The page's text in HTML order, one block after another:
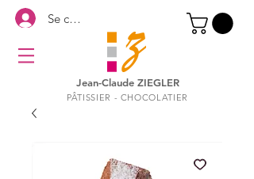
Se connecter
Jean-Claude ZIEGLER
PÂTISSIER - CHOCOLATIER